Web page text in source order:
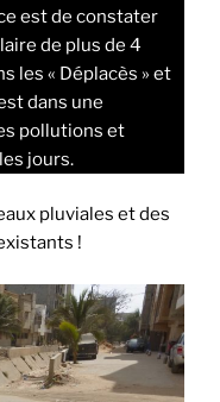
est de constater
de plus de 4
les « Déplacès » et
dans une
pollutions et
jours.
pluviales et des
!